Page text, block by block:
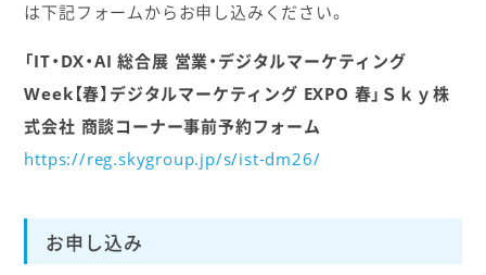
は下記フォームからお申し込みください。
「IT・DX・AI 総合展 営業・デジタルマーケティング
Week【春】デジタルマーケティング EXPO 春」Ｓｋｙ株
式会社 商談コーナー事前予約フォーム
https://reg.skygroup.jp/s/ist-dm26/
お申し込み